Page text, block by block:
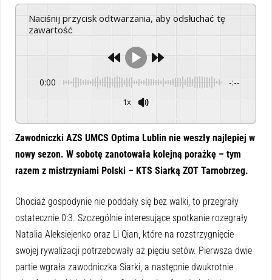
Naciśnij przycisk odtwarzania, aby odsłuchać tę
zawartość
0:00 -:--
1x
Zawodniczki AZS UMCS Optima Lublin nie weszły najlepiej w
nowy sezon. W sobotę zanotowała kolejną porażkę – tym
razem z mistrzyniami Polski – KTS Siarką ZOT Tarnobrzeg.
Chociaż gospodynie nie poddały się bez walki, to przegrały
ostatecznie 0:3. Szczególnie interesujące spotkanie rozegrały
Natalia Aleksiejenko oraz Li Qian, które na rozstrzygnięcie
swojej rywalizacji potrzebowały aż pięciu setów. Pierwsza dwie
partie wgrała zawodniczka Siarki, a następnie dwukrotnie